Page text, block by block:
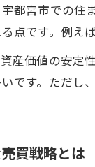
都宮市での
点です。例え
産価値の安定
です。ただ
買戦略とは